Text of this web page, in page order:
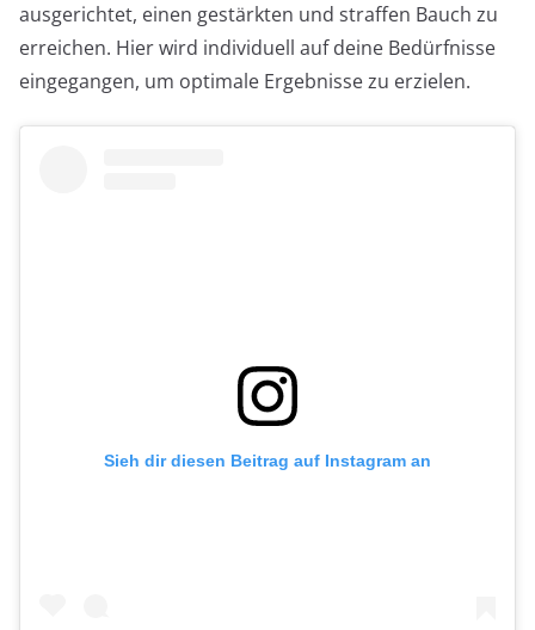
ausgerichtet, einen gestärkten und straffen Bauch zu
erreichen. Hier wird individuell auf deine Bedürfnisse
eingegangen, um optimale Ergebnisse zu erzielen.
Sieh dir diesen Beitrag auf Instagram an